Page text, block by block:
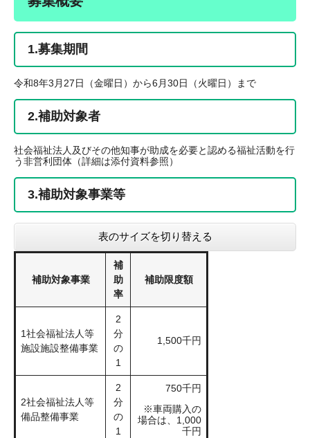
1.募集期間
令和8年3月27日（金曜日）から6月30日（火曜日）まで
2.補助対象者
社会福祉法人及びその他知事が助成を必要と認める福祉活動を行
う非営利団体（詳細は添付資料参照）
3.補助対象事業等
表のサイズを切り替える
補助対象事業
補
助
率
補助限度額
1社会福祉法人等
施設施設整備事業
2
分
の
1
1,500千円
2社会福祉法人等
備品整備事業
2
分
の
1
750千円
※車両購入の
場合は、1,000
千円